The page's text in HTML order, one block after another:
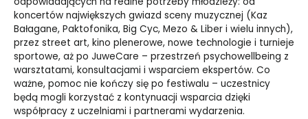
koncertów największych gwiazd sceny muzycznej (Kaz
Bałagane, Paktofonika, Big Cyc, Mezo & Liber i wielu innych),
przez street art, kino plenerowe, nowe technologie i turnieje
sportowe, aż po JuweCare – przestrzeń psychowellbeing z
warsztatami, konsultacjami i wsparciem ekspertów. Co
ważne, pomoc nie kończy się po festiwalu – uczestnicy
będą mogli korzystać z kontynuacji wsparcia dzięki
współpracy z uczelniami i partnerami wydarzenia.